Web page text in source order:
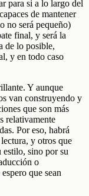
para si a lo largo del
de mantener
no será pequeño)
final, y será la
de lo posible,
y en todo caso
Y aunque
van construyendo y
que son más
relativamente
Por eso, habrá
y otros que
sino por su
o
que sean